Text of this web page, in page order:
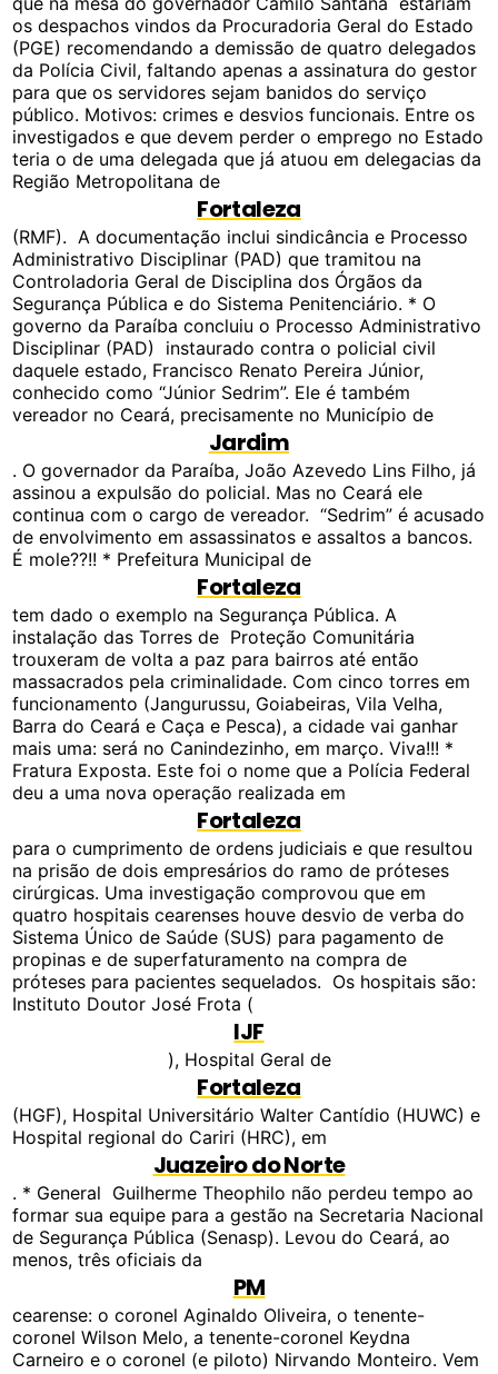
os despachos vindos da Procuradoria Geral do Estado
(PGE) recomendando a demissão de quatro delegados
da Polícia Civil, faltando apenas a assinatura do gestor
para que os servidores sejam banidos do serviço
público. Motivos: crimes e desvios funcionais. Entre os
investigados e que devem perder o emprego no Estado
teria o de uma delegada que já atuou em delegacias da
Região Metropolitana de
Fortaleza
(RMF). A documentação inclui sindicância e Processo
Administrativo Disciplinar (PAD) que tramitou na
Controladoria Geral de Disciplina dos Órgãos da
Segurança Pública e do Sistema Penitenciário. * O
governo da Paraíba concluiu o Processo Administrativo
Disciplinar (PAD) instaurado contra o policial civil
daquele estado, Francisco Renato Pereira Júnior,
conhecido como “Júnior Sedrim”. Ele é também
vereador no Ceará, precisamente no Município de
Jardim
. O governador da Paraíba, João Azevedo Lins Filho, já
assinou a expulsão do policial. Mas no Ceará ele
continua com o cargo de vereador. “Sedrim” é acusado
de envolvimento em assassinatos e assaltos a bancos.
É mole??!! * Prefeitura Municipal de
Fortaleza
tem dado o exemplo na Segurança Pública. A
instalação das Torres de Proteção Comunitária
trouxeram de volta a paz para bairros até então
massacrados pela criminalidade. Com cinco torres em
funcionamento (Jangurussu, Goiabeiras, Vila Velha,
Barra do Ceará e Caça e Pesca), a cidade vai ganhar
mais uma: será no Canindezinho, em março. Viva!!! *
Fratura Exposta. Este foi o nome que a Polícia Federal
deu a uma nova operação realizada em
Fortaleza
para o cumprimento de ordens judiciais e que resultou
na prisão de dois empresários do ramo de próteses
cirúrgicas. Uma investigação comprovou que em
quatro hospitais cearenses houve desvio de verba do
Sistema Único de Saúde (SUS) para pagamento de
propinas e de superfaturamento na compra de
próteses para pacientes sequelados. Os hospitais são:
Instituto Doutor José Frota (
IJF
), Hospital Geral de
Fortaleza
(HGF), Hospital Universitário Walter Cantídio (HUWC) e
Hospital regional do Cariri (HRC), em
Juazeiro do Norte
. * General Guilherme Theophilo não perdeu tempo ao
formar sua equipe para a gestão na Secretaria Nacional
de Segurança Pública (Senasp). Levou do Ceará, ao
menos, três oficiais da
PM
cearense: o coronel Aginaldo Oliveira, o tenente-
coronel Wilson Melo, a tenente-coronel Keydna
Carneiro e o coronel (e piloto) Nirvando Monteiro. Vem